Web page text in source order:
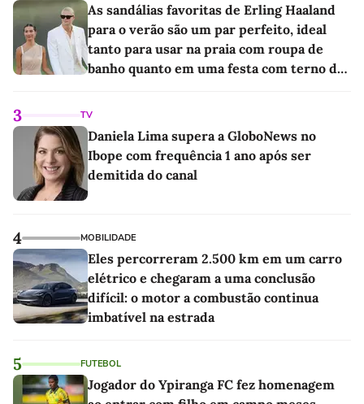
As sandálias favoritas de Erling Haaland
para o verão são um par perfeito, ideal
tanto para usar na praia com roupa de
banho quanto em uma festa com terno de
3 TV
Daniela Lima supera a GloboNews no
Ibope com frequência 1 ano após ser
demitida do canal
4 MOBILIDADE
Eles percorreram 2.500 km em um carro
elétrico e chegaram a uma conclusão
difícil: o motor a combustão continua
imbatível na estrada
5 FUTEBOL
Jogador do Ypiranga FC fez homenagem